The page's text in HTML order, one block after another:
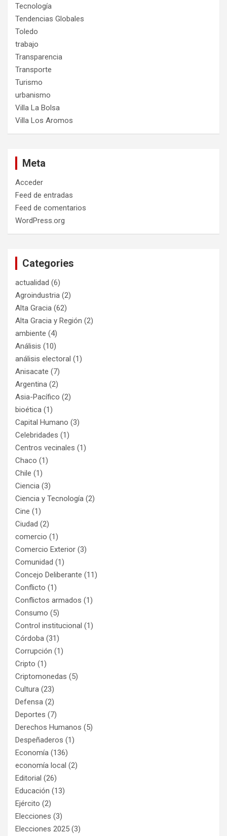
Tecnología
Tendencias Globales
Toledo
trabajo
Transparencia
Transporte
Turismo
urbanismo
Villa La Bolsa
Villa Los Aromos
Meta
Acceder
Feed de entradas
Feed de comentarios
WordPress.org
Categories
actualidad (6)
Agroindustria (2)
Alta Gracia (62)
Alta Gracia y Región (2)
ambiente (4)
Análisis (10)
análisis electoral (1)
Anisacate (7)
Argentina (2)
Asia-Pacífico (2)
bioética (1)
Capital Humano (3)
Celebridades (1)
Centros vecinales (1)
Chaco (1)
Chile (1)
Ciencia (3)
Ciencia y Tecnología (2)
Cine (1)
Ciudad (2)
comercio (1)
Comercio Exterior (3)
Comunidad (1)
Concejo Deliberante (11)
Conflicto (1)
Conflictos armados (1)
Consumo (5)
Control institucional (1)
Córdoba (31)
Corrupción (1)
Cripto (1)
Criptomonedas (5)
Cultura (23)
Defensa (2)
Deportes (7)
Derechos Humanos (5)
Despeñaderos (1)
Economía (136)
economía local (2)
Editorial (26)
Educación (13)
Ejército (2)
Elecciones (3)
Elecciones 2025 (3)